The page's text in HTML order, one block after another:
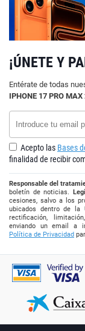
¡ÚNETE Y
Entérate de todas
IPHONE 17 PRO MAX
Acepto las Bases
finalidad de recibir
Responsable del
boletín de noticias.
cesiones, salvo a los
ubicados dentro de la
rectificación,
enviando un email a
Política de Privacidad